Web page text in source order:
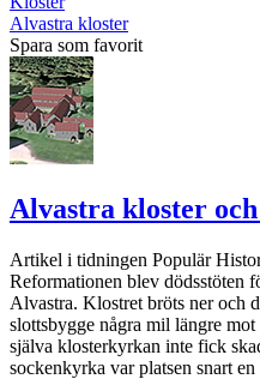
Alvastra kloster
Spara som favorit
Alvastra kloster
Artikel i tidningen Populär
Reformationen blev dödsstöten
Alvastra. Klostret bröts ner och
slottsbygge några mil längre
själva klosterkyrkan inte fick
sockenkyrka var platsen snart